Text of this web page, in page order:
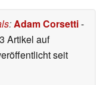
:Adam Corsetti-
Artikel auf
seit